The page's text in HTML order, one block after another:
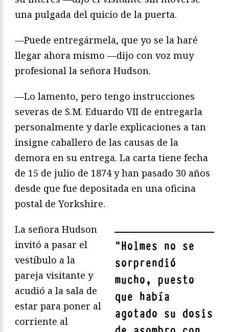
una pulgada del quicio de la puerta.
—Puede entregármela, que yo se la haré
llegar ahora mismo —dijo con voz muy
profesional la señora Hudson.
—Lo lamento, pero tengo instrucciones
severas de S.M. Eduardo VII de entregarla
personalmente y darle explicaciones a tan
insigne caballero de las causas de la
demora en su entrega. La carta tiene fecha
de 15 de julio de 1874 y han pasado 30 años
desde que fue depositada en una oficina
postal de Yorkshire.
"Holmes no se
sorprendió
mucho, puesto
que había
agotado su dosis
La señora Hudson
invitó a pasar el
vestíbulo a la
pareja visitante y
acudió a la sala de
estar para poner al
corriente al